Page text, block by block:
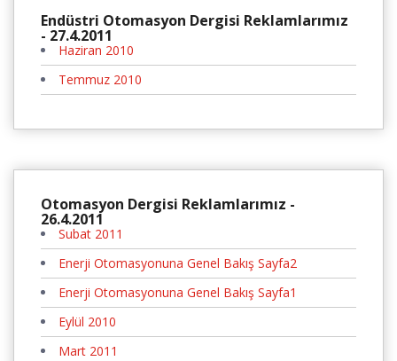
Endüstri Otomasyon Dergisi Reklamlarımız
- 27.4.2011
Haziran 2010
Temmuz 2010
Otomasyon Dergisi Reklamlarımız -
26.4.2011
Subat 2011
Enerji Otomasyonuna Genel Bakış Sayfa2
Enerji Otomasyonuna Genel Bakış Sayfa1
Eylül 2010
Mart 2011